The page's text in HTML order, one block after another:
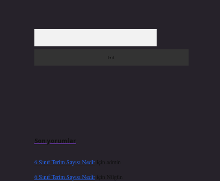
Son yorumlar
6 Sınıf Terim Sayısı Nediriçin
admin
6 Sınıf Terim Sayısı Nediriçin Nilgün